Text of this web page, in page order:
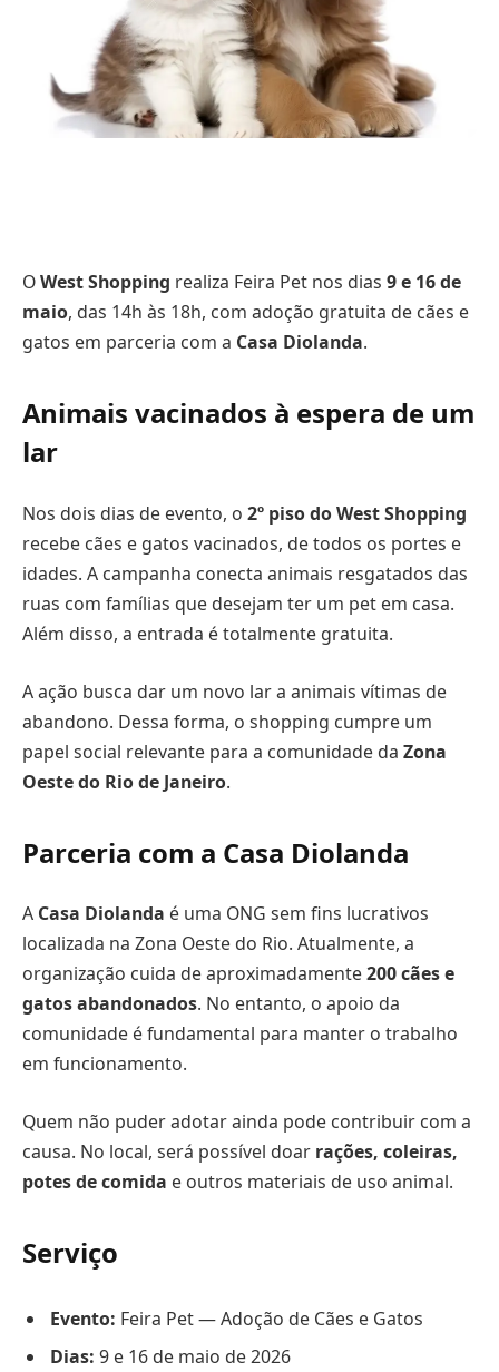
OWest Shopping realiza Feira Pet nos dias 9 e 16 de
maio, das 14h às 18h, com adoção gratuita de cães e
gatos em parceria com a Casa Diolanda.
Animais vacinados à espera de um
lar
Nos dois dias de evento, o 2º piso do West Shopping
recebe cães e gatos vacinados, de todos os portes e
idades. A campanha conecta animais resgatados das
ruas com famílias que desejam ter um pet em casa.
Além disso, a entrada é totalmente gratuita.
A ação busca dar um novo lar a animais vítimas de
abandono. Dessa forma, o shopping cumpre um
papel social relevante para a comunidade da Zona
Oeste do Rio de Janeiro.
Parceria com a Casa Diolanda
A Casa Diolanda é uma ONG sem fins lucrativos
localizada na Zona Oeste do Rio. Atualmente, a
organização cuida de aproximadamente200 cães e
gatos abandonados. No entanto, o apoio da
comunidade é fundamental para manter o trabalho
em funcionamento.
Quem não puder adotar ainda pode contribuir com a
causa. No local, será possível doar rações, coleiras,
potes de comida e outros materiais de uso animal.
Serviço
Evento: Feira Pet — Adoção de Cães e Gatos
Dias: 9 e 16 de maio de 2026